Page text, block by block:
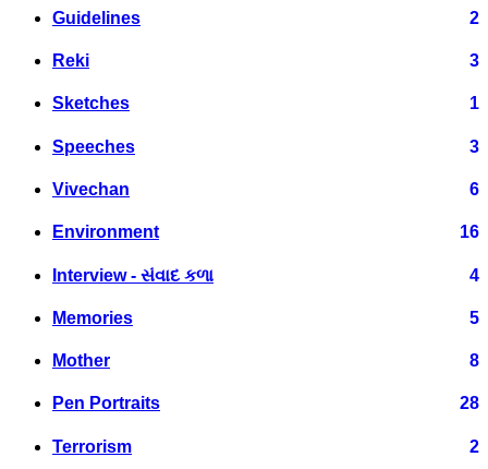
Guidelines 2
Reki 3
Sketches 1
Speeches 3
Vivechan 6
Environment 16
Interview - સંવાદ કળા 4
Memories 5
Mother 8
Pen Portraits 28
Terrorism 2